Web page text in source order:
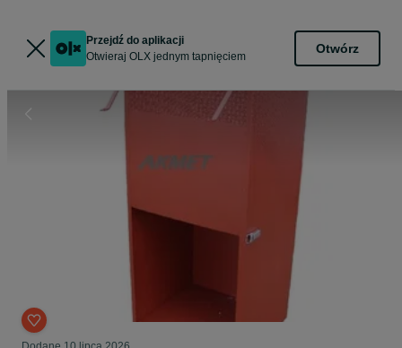
Przejdź do aplikacji
Otwieraj OLX jednym tapnięciem
Otwórz